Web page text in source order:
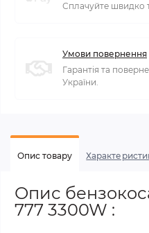
Сплачуйте швидко
Умови повернення
Гарантія та
України.
Опис товару
Опис
777 3300W :